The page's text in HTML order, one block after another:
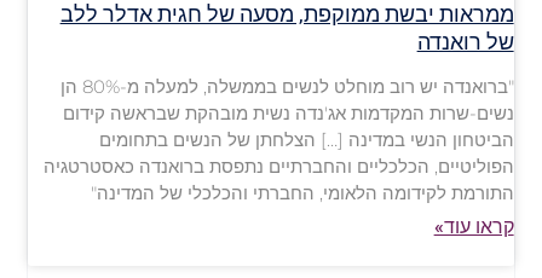
ממראות יבשת ממוקפת, מסעה של חגית אדלר ללב
של רואנדה
"ברואנדה יש רוב מוחלט לנשים בממשלה, למעלה מ-80% הן
נשים-שרות המקדמות אג'נדה נשית מובהקת שבראשה קידום
הביטחון הנשי במדינה […] הצלחתן של הנשים בתחומים
הפוליטיים, הכלכליים והחברתיים נתפסת ברואנדה כאסטרטגיה
התורמת לקידומה הלאומי, החברתי והכלכלי של המדינה"
קראו עוד»